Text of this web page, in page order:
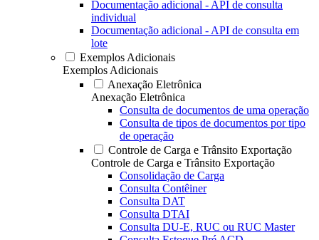
Documentação adicional - API de consulta
individual
Documentação adicional - API de consulta em
lote
Exemplos Adicionais
Exemplos Adicionais
Anexação Eletrônica
Anexação Eletrônica
Consulta de documentos de uma operação
Consulta de tipos de documentos por tipo
de operação
Controle de Carga e Trânsito Exportação
Controle de Carga e Trânsito Exportação
Consolidação de Carga
Consulta Contêiner
Consulta DAT
Consulta DTAI
Consulta DU-E, RUC ou RUC Master